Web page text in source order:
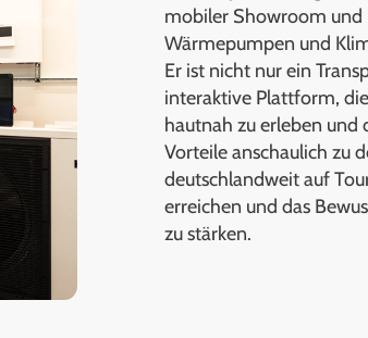
mobiler Showroom
Wärmepumpen und
Er ist nicht nur ein
interaktive Plattform,
hautnah zu erleben und
Vorteile anschaulich zu
deutschlandweit auf
erreichen und das
zu stärken.